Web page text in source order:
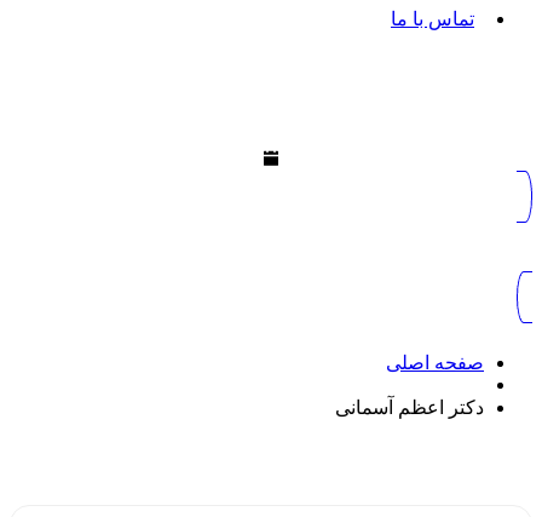
تماس با ما
صفحه اصلی
دکتر اعظم آسمانی